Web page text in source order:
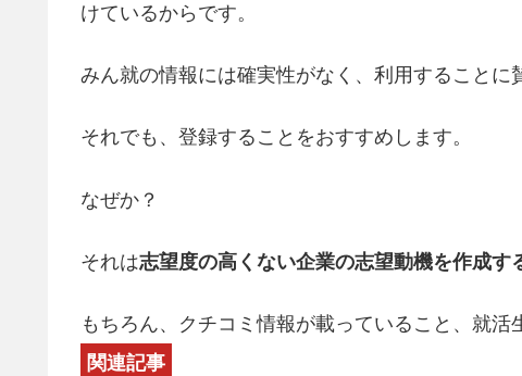
けているからです。
みん就の情報には確実性がなく、利用することに
それでも、登録することをおすすめします。
なぜか？
それは志望度の高くない企業の志望動機を作成す
もちろん、クチコミ情報が載っていること、就活